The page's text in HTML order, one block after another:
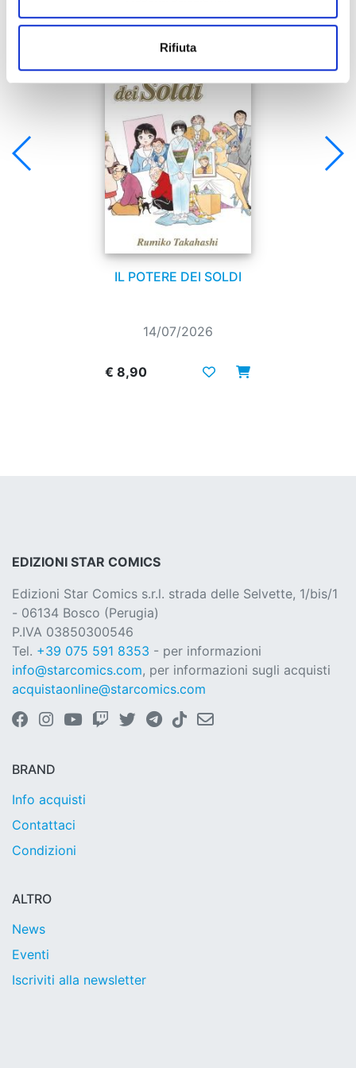
Rifiuta
Se ti è piaciuto prova anche:
IL POTERE DEI SOLDI
14/07/2026
€ 8,90
EDIZIONI STAR COMICS
Edizioni Star Comics s.r.l. strada delle Selvette, 1/bis/1
- 06134 Bosco (Perugia)
P.IVA 03850300546
Tel. +39 075 591 8353 - per informazioni
info@starcomics.com, per informazioni sugli acquisti
acquistaonline@starcomics.com
BRAND
Info acquisti
Contattaci
Condizioni
ALTRO
News
Eventi
Iscriviti alla newsletter